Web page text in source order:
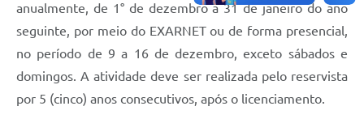
anualmente, de 1° de dezembro a 31 de janeiro do ano
seguinte, por meio do EXARNET ou de forma presencial,
no período de 9 a 16 de dezembro, exceto sábados e
domingos. A atividade deve ser realizada pelo reservista
por 5 (cinco) anos consecutivos, após o licenciamento.